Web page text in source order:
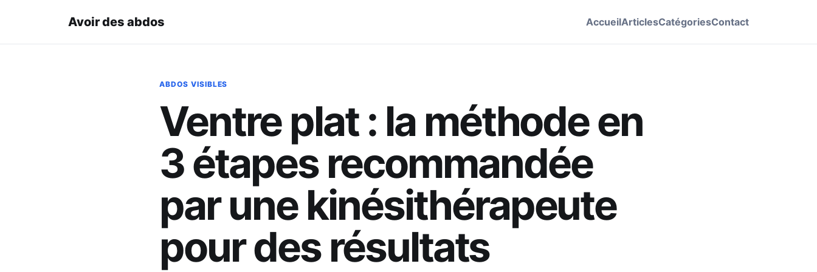
Avoir des abdos AccueilArticlesCatégoriesContact
ABDOS VISIBLES
Ventre plat : la méthode en
3 étapes recommandée
par une kinésithérapeute
pour des résultats